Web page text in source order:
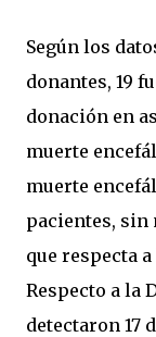
Según los
donantes, 19
donación en
muerte
muerte
pacientes,
que respecta
Respecto a la
detectaron 17